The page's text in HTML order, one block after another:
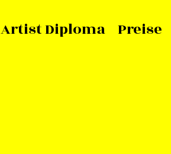
Artist Diploma Preise